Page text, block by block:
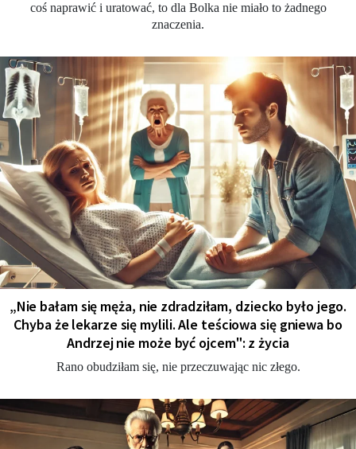
coś naprawić i uratować, to dla Bolka nie miało to żadnego
znaczenia.
„Nie bałam się męża, nie zdradziłam, dziecko było jego.
Chyba że ​​lekarze się mylili. Ale teściowa się gniewa bo
Andrzej nie może być ojcem": z życia
Rano obudziłam się, nie przeczuwając nic złego.